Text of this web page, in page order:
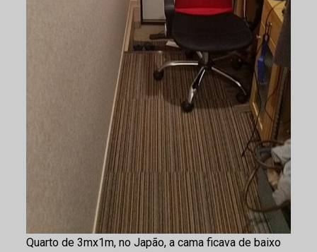
Quarto de 3mx1m, no Japão, a cama ficava de baixo